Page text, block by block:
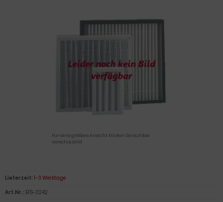
Für eine größere Ansicht klicken Sie auf das
Vorschaubild
Lieferzeit: 1-3 Werktage
Art.Nr.: EFS-0242